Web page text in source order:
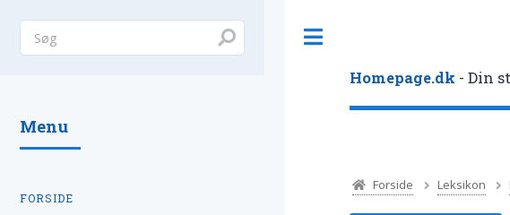
Homepage.dk - Din
Forside Leksikon
Menu
FORSIDE